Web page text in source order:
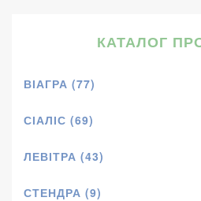
КАТАЛОГ
ВІАГРА (77)
СІАЛІС (69)
ЛЕВІТРА (43)
СТЕНДРА (9)